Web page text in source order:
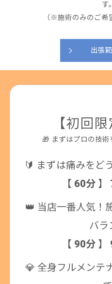
す。
（※施術のみのご希
出張
【初回
🎁 まずはプロの技術
🔰 まずは痛みをど
【 60分
👑 当店一番人気！
バラ
【 90分
💎 全身フルメンテ